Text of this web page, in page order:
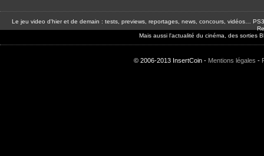
Le jeu video d'hier et de demain : tests, previews, reportages, news, concours, vidéos…
Mais aussi l'actualité du cinéma, des sorties
© 2006-2013 InsertCoin - Mentions légales -